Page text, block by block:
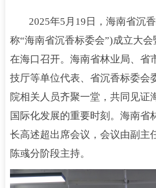
2025年5月19日，海南省沉
称“海南省沉香标委会”)成立大
在海口召开。海南省林业局、省
技厅等单位代表、省沉香标委会
院相关人员齐聚一堂，共同见证
国际化发展的重要时刻。海南省
长高述超出席会议，会议由副主
陈彧分阶段主持。